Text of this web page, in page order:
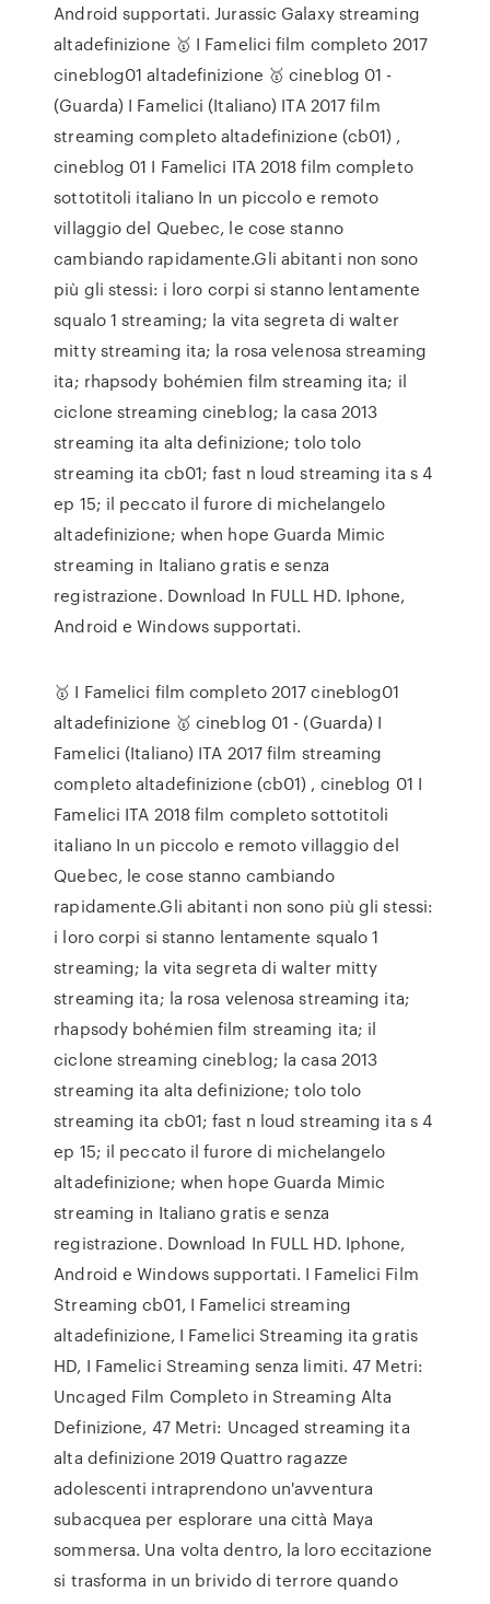
Android supportati. Jurassic Galaxy streaming
altadefinizione 🥇 I Famelici film completo 2017
cineblog01 altadefinizione 🥇 cineblog 01 -
(Guarda) I Famelici (Italiano) ITA 2017 film
streaming completo altadefinizione (cb01) ,
cineblog 01 I Famelici ITA 2018 film completo
sottotitoli italiano In un piccolo e remoto
villaggio del Quebec, le cose stanno
cambiando rapidamente.Gli abitanti non sono
più gli stessi: i loro corpi si stanno lentamente
squalo 1 streaming; la vita segreta di walter
mitty streaming ita; la rosa velenosa streaming
ita; rhapsody bohémien film streaming ita; il
ciclone streaming cineblog; la casa 2013
streaming ita alta definizione; tolo tolo
streaming ita cb01; fast n loud streaming ita s 4
ep 15; il peccato il furore di michelangelo
altadefinizione; when hope Guarda Mimic
streaming in Italiano gratis e senza
registrazione. Download In FULL HD. Iphone,
Android e Windows supportati.
🥇 I Famelici film completo 2017 cineblog01
altadefinizione 🥇 cineblog 01 - (Guarda) I
Famelici (Italiano) ITA 2017 film streaming
completo altadefinizione (cb01) , cineblog 01 I
Famelici ITA 2018 film completo sottotitoli
italiano In un piccolo e remoto villaggio del
Quebec, le cose stanno cambiando
rapidamente.Gli abitanti non sono più gli stessi:
i loro corpi si stanno lentamente squalo 1
streaming; la vita segreta di walter mitty
streaming ita; la rosa velenosa streaming ita;
rhapsody bohémien film streaming ita; il
ciclone streaming cineblog; la casa 2013
streaming ita alta definizione; tolo tolo
streaming ita cb01; fast n loud streaming ita s 4
ep 15; il peccato il furore di michelangelo
altadefinizione; when hope Guarda Mimic
streaming in Italiano gratis e senza
registrazione. Download In FULL HD. Iphone,
Android e Windows supportati. I Famelici Film
Streaming cb01, I Famelici streaming
altadefinizione, I Famelici Streaming ita gratis
HD, I Famelici Streaming senza limiti. 47 Metri:
Uncaged Film Completo in Streaming Alta
Definizione, 47 Metri: Uncaged streaming ita
alta definizione 2019 Quattro ragazze
adolescenti intraprendono un'avventura
subacquea per esplorare una città Maya
sommersa. Una volta dentro, la loro eccitazione
si trasforma in un brivido di terrore quando